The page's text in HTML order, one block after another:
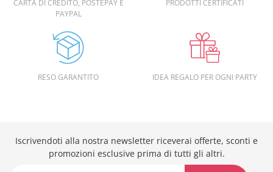
CARTA DI CREDITO, POSTEPAY E
PAYPAL
PRODOTTI CERTIFICATI
RESO GARANTITO IDEA REGALO PER OGNI PARTY
Iscrivendoti alla nostra newsletter riceverai offerte, sconti e
promozioni esclusive prima di tutti gli altri.